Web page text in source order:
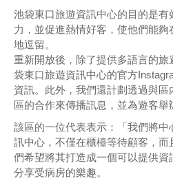
池袋東口旅遊資訊中心的目的是
力，並促進熱情好客，使他們能
地逗留。
重新開放後，除了提供多語言的
袋東口旅遊資訊中心的官方
資訊。此外，我們還計劃透過與
區的合作來傳播訊息，並為遊客舉
該區的一位代表表示：「我們將
訊中心，不僅在櫃檯等待顧客，
們希望將其打造成一個可以提供
分享受病房的樂趣。